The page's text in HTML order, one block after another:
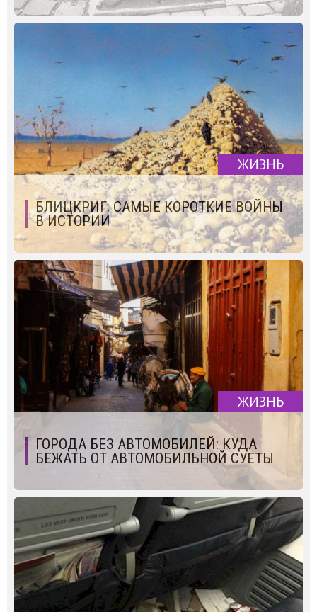
ЖИЗНЬ
БЛИЦКРИГ: САМЫЕ КОРОТКИЕ ВОЙНЫ
В ИСТОРИИ
ЖИЗНЬ
ГОРОДА БЕЗ АВТОМОБИЛЕЙ: КУДА
БЕЖАТЬ ОТ АВТОМОБИЛЬНОЙ СУЕТЫ